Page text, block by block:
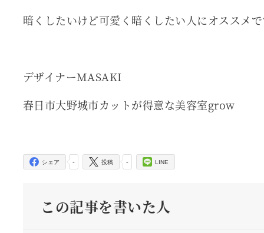
暗くしたいけど可愛く暗くしたい人にオススメ
デザイナーMASAKI
春日市大野城市カットが得意な美容室grow
-
シェア -
投稿 LINE
この記事を書いた人